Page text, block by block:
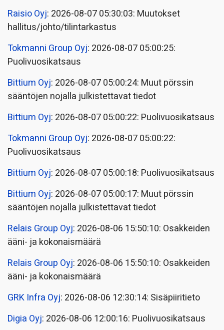
Raisio Oyj: 2026-08-07 05:30:03: Muutokset
hallitus/johto/tilintarkastus
Tokmanni Group Oyj: 2026-08-07 05:00:25:
Puolivuosikatsaus
Bittium Oyj: 2026-08-07 05:00:24: Muut pörssin
sääntöjen nojalla julkistettavat tiedot
Bittium Oyj: 2026-08-07 05:00:22: Puolivuosikatsaus
Tokmanni Group Oyj: 2026-08-07 05:00:22:
Puolivuosikatsaus
Bittium Oyj: 2026-08-07 05:00:18: Puolivuosikatsaus
Bittium Oyj: 2026-08-07 05:00:17: Muut pörssin
sääntöjen nojalla julkistettavat tiedot
Relais Group Oyj: 2026-08-06 15:50:10: Osakkeiden
ääni- ja kokonaismäärä
Relais Group Oyj: 2026-08-06 15:50:10: Osakkeiden
ääni- ja kokonaismäärä
GRK Infra Oyj: 2026-08-06 12:30:14: Sisäpiiritieto
Digia Oyj: 2026-08-06 12:00:16: Puolivuosikatsaus